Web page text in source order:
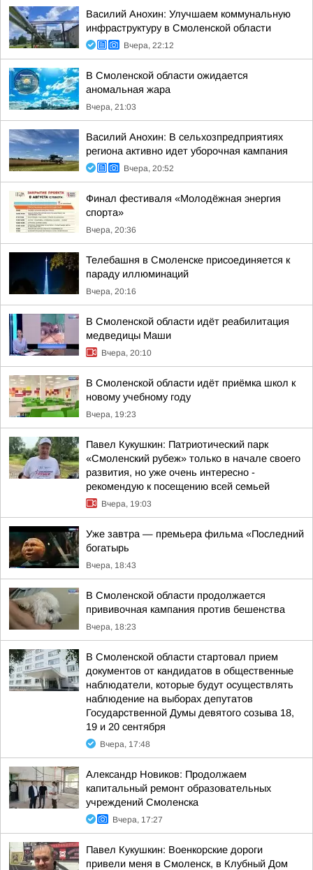
Василий Анохин: Улучшаем коммунальную
инфраструктуру в Смоленской области
Вчера, 22:12
В Смоленской области ожидается
аномальная жара
Вчера, 21:03
Василий Анохин: В сельхозпредприятиях
региона активно идет уборочная кампания
Вчера, 20:52
Финал фестиваля «Молодёжная энергия
спорта»
Вчера, 20:36
Телебашня в Смоленске присоединяется к
параду иллюминаций
Вчера, 20:16
В Смоленской области идёт реабилитация
медведицы Маши
Вчера, 20:10
В Смоленской области идёт приёмка школ к
новому учебному году
Вчера, 19:23
Павел Кукушкин: Патриотический парк
«Смоленский рубеж» только в начале своего
развития, но уже очень интересно -
рекомендую к посещению всей семьей
Вчера, 19:03
Уже завтра — премьера фильма «Последний
богатырь
Вчера, 18:43
В Смоленской области продолжается
прививочная кампания против бешенства
Вчера, 18:23
В Смоленской области стартовал прием
документов от кандидатов в общественные
наблюдатели, которые будут осуществлять
наблюдение на выборах депутатов
Государственной Думы девятого созыва 18,
19 и 20 сентября
Вчера, 17:48
Александр Новиков: Продолжаем
капитальный ремонт образовательных
учреждений Смоленска
Вчера, 17:27
Павел Кукушкин: Военкорские дороги
привели меня в Смоленск, в Клубный Дом